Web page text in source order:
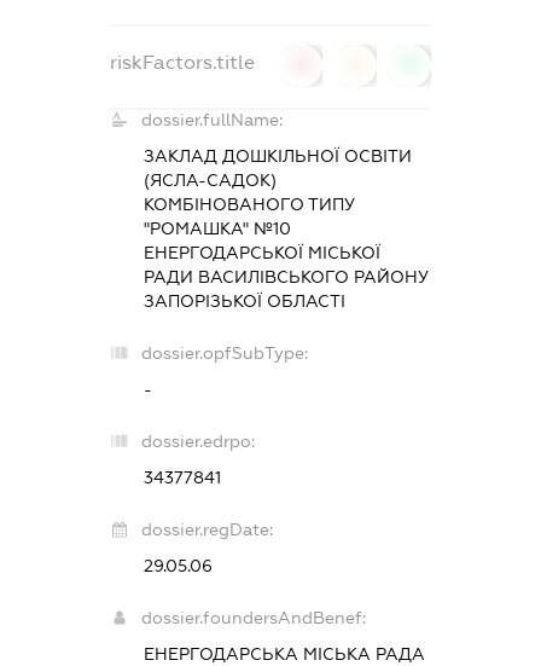
riskFactors.title
dossier.fullName:
ЗАКЛАД ДОШКІЛЬНОЇ ОСВІТИ
(ЯСЛА-САДОК)
КОМБІНОВАНОГО ТИПУ
"РОМАШКА" №10
ЕНЕРГОДАРСЬКОЇ МІСЬКОЇ
РАДИ ВАСИЛІВСЬКОГО РАЙОНУ
ЗАПОРІЗЬКОЇ ОБЛАСТІ
dossier.opfSubType:
-
dossier.edrpo:
34377841
dossier.regDate:
29.05.06
dossier.foundersAndBenef:
ЕНЕРГОДАРСЬКА МІСЬКА РАДА